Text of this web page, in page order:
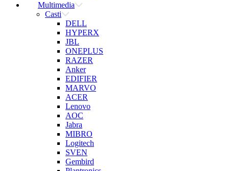
Multimedia
Casti
DELL
HYPERX
JBL
ONEPLUS
RAZER
Anker
EDIFIER
MARVO
ACER
Lenovo
AOC
Jabra
MIBRO
Logitech
SVEN
Gembird